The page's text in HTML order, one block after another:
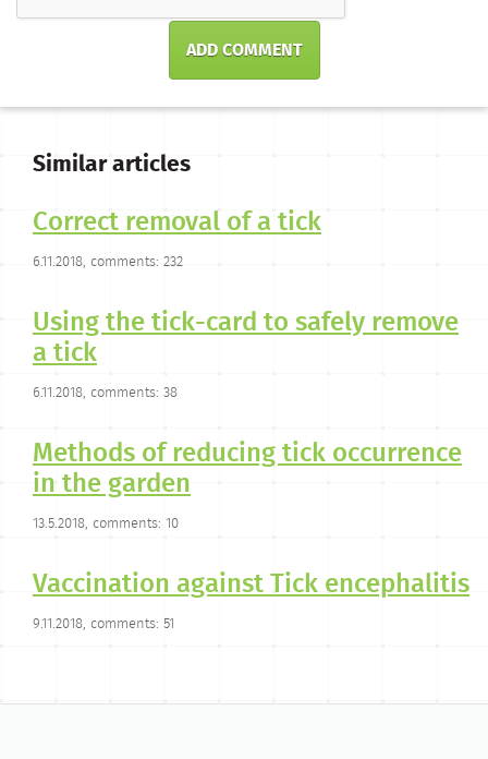
ADD COMMENT
Similar articles
Correct removal of a tick
6.11.2018, comments: 232
Using the tick-card to safely remove
a tick
6.11.2018, comments: 38
Methods of reducing tick occurrence
in the garden
13.5.2018, comments: 10
Vaccination against Tick encephalitis
9.11.2018, comments: 51